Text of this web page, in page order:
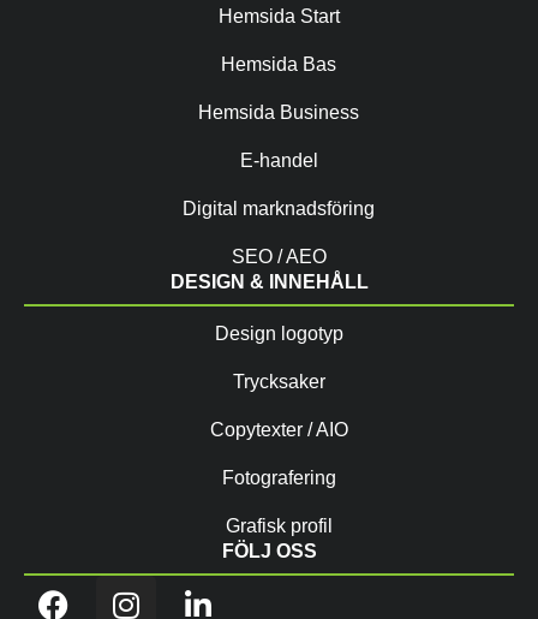
Hemsida Start
Hemsida Bas
Hemsida Business
E-handel
Digital marknadsföring
SEO / AEO
DESIGN & INNEHÅLL
Design logotyp
Trycksaker
Copytexter / AIO
Fotografering
Grafisk profil
FÖLJ OSS